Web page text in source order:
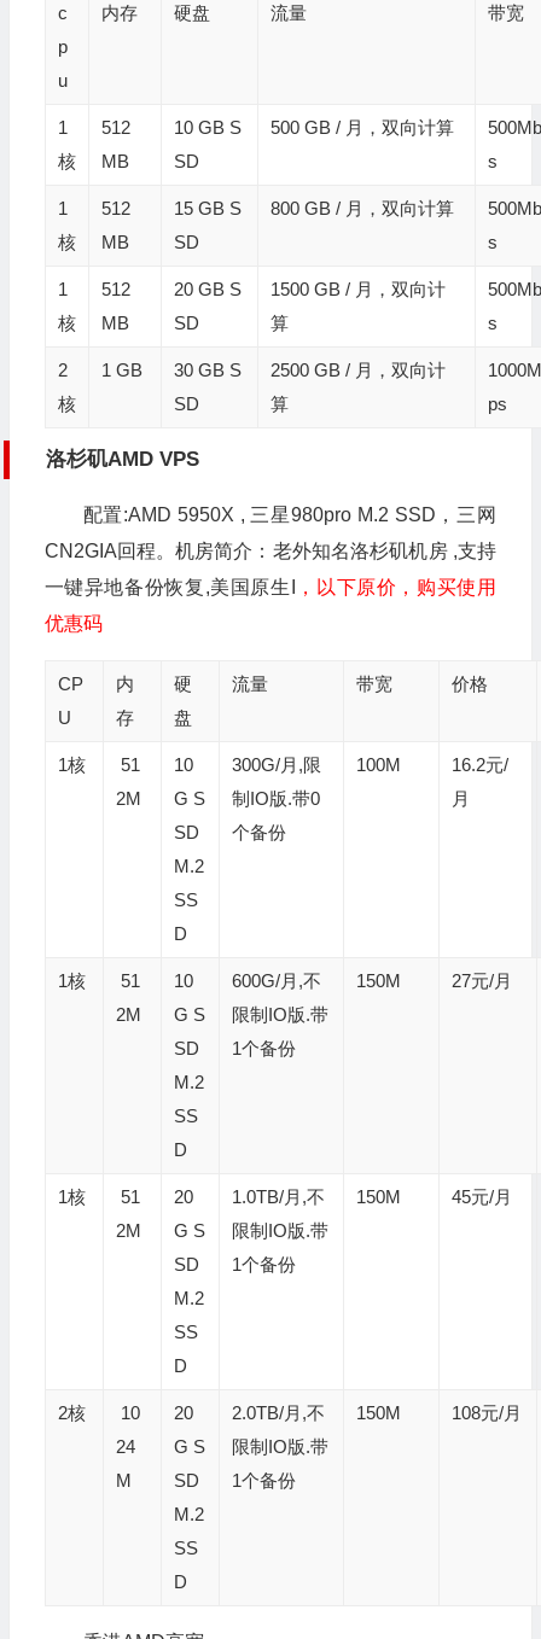
c
p
u
内存 硬盘 流量 带宽
1
核
512
MB
10 GB S
SD
500 GB / 月，双向计算
s
1
核
512
MB
15 GB S
SD
800 GB / 月，双向计算
s
1
核
512
MB
20 GB S
SD
1500 GB / 月，双向计
算
s
2
核
1 GB
30 GB S
SD
2500 GB / 月，双向计
算
ps
洛杉矶AMD VPS
配置:AMD 5950X , 三星980pro M.2 SSD，三网
CN2GIA回程。机房简介：老外知名洛杉矶机房 ,支持
一键异地备份恢复,美国原生I
，以下原价，购买使用
优惠码
CP
U
内
存
硬
盘
流量 带宽 价格
1核
51
2M
10
G S
SD
M.2
SS
D
300G/月,限
制IO版.带0
个备份
100M
16.2元/
月
1核
51
2M
10
G S
SD
M.2
SS
D
600G/月,不
限制IO版.带
1个备份
150M 27元/月
1核
51
2M
20
G S
SD
M.2
SS
D
1.0TB/月,不
限制IO版.带
1个备份
150M 45元/月
2核
10
24
M
20
G S
SD
M.2
SS
D
2.0TB/月,不
限制IO版.带
1个备份
150M 108元/月